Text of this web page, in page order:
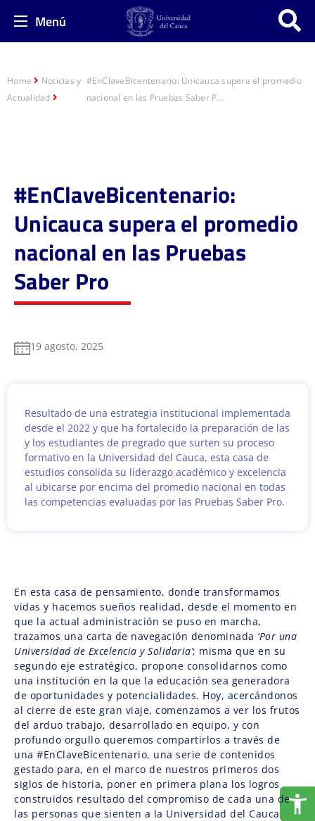
Menú
Home
Noticias y
Actualidad
#EnClaveBicentenario: Unicauca supera el promedio
nacional en las Pruebas Saber P...
#EnClaveBicentenario:
Unicauca supera el promedio
nacional en las Pruebas
Saber Pro
19 agosto, 2025
Resultado de una estrategia institucional implementada
desde el 2022 y que ha fortalecido la preparación de las
y los estudiantes de pregrado que surten su proceso
formativo en la Universidad del Cauca, esta casa de
estudios consolida su liderazgo académico y excelencia
al ubicarse por encima del promedio nacional en todas
las competencias evaluadas por las Pruebas Saber Pro.
En esta casa de pensamiento, donde transformamos
vidas y hacemos sueños realidad, desde el momento en
que la actual administración se puso en marcha,
trazamos una carta de navegación denominada ‘Por una
Universidad de Excelencia y Solidaria’; misma que en su
segundo eje estratégico, propone consolidarnos como
una institución en la que la educación sea generadora
de oportunidades y potencialidades. Hoy, acercándonos
al cierre de este gran viaje, comenzamos a ver los frutos
del arduo trabajo, desarrollado en equipo, y con
profundo orgullo queremos compartirlos a través de
una #EnClaveBicentenario, una serie de contenidos
gestado para, en el marco de nuestros primeros dos
siglos de historia, poner en primera plana los logros
construidos resultado del compromiso de cada una de
las personas que sienten a la Universidad del Cauca